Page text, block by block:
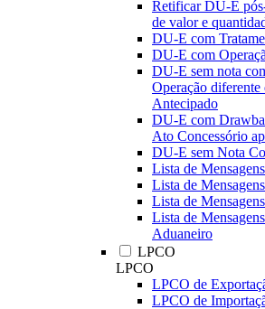
Retificar DU-E
de valor e
DU-E com
DU-E com
DU-E sem nota
Operação diferente
Antecipado
DU-E com
Ato Concessório
DU-E sem Nota
Lista de
Lista de
Lista de
Lista de
Aduaneiro
LPCO
LPCO
LPCO de
LPCO de